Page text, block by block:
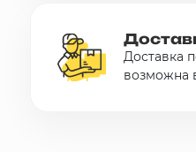
Доставка
возможна